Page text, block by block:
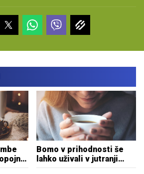
Bomo v prihodnosti še
lahko uživali v jutranji
skodelici kave?